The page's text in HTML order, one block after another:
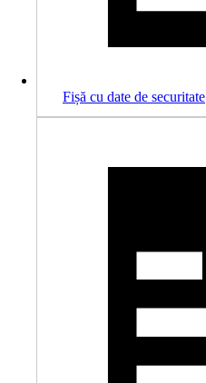
Fișă cu date de securitate